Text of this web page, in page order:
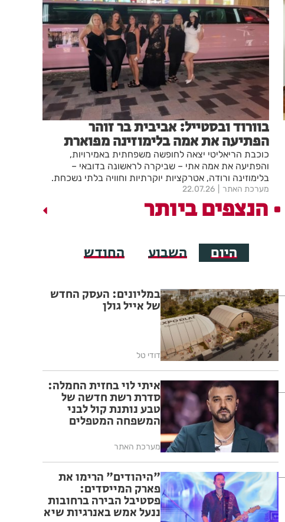
בוורוד ובסטייל: אביבית בר זוהר
הפתיעה את אמה בלימוזינה מפוארת
בדובאי
כוכבת הריאליטי יצאה לחופשה משפחתית באמירויות,
והפתיעה את אמה אתי – שביקרה לראשונה בדובאי –
בלימוזינה ורודה, אטרקציות יוקרתיות וחוויה בלתי נשכחת.
מערכת האתר 22.07.26
הנצפים ביותר
היום השבוע החודש
במליונים: העסק החדש
של אייל גולן
דודי טל
איתי לוי בחזית החמלה:
סדרת רשת חדשה של
טבע נותנת קול לבני
המשפחה המטפלים
מערכת האתר
"היהודים" הרימו את
פארק המייסדים:
פסטיבל הבירה ברחובות
ננעל אמש באנרגיות שיא